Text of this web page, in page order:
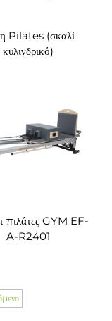
Pilates (σκαλί
κυλινδρικό)
πιλάτες GYM EF-
A-R2401